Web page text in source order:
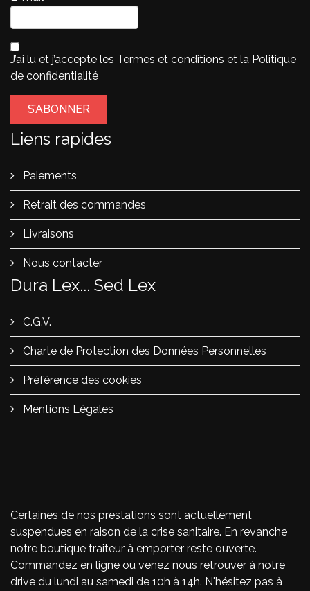
J’ai lu et j’accepte les Termes et conditions et la Politique
de confidentialité
Liens rapides
Paiements
Retrait des commandes
Livraisons
Nous contacter
Dura Lex... Sed Lex
C.G.V.
Charte de Protection des Données Personnelles
Préférence des cookies
Mentions Légales
Certaines de nos prestations sont actuellement
suspendues en raison de la crise sanitaire. En revanche
notre boutique traiteur à emporter reste ouverte.
Commandez en ligne ou venez nous retrouver à notre
drive du lundi au samedi de 10h à 14h. N'hésitez pas à